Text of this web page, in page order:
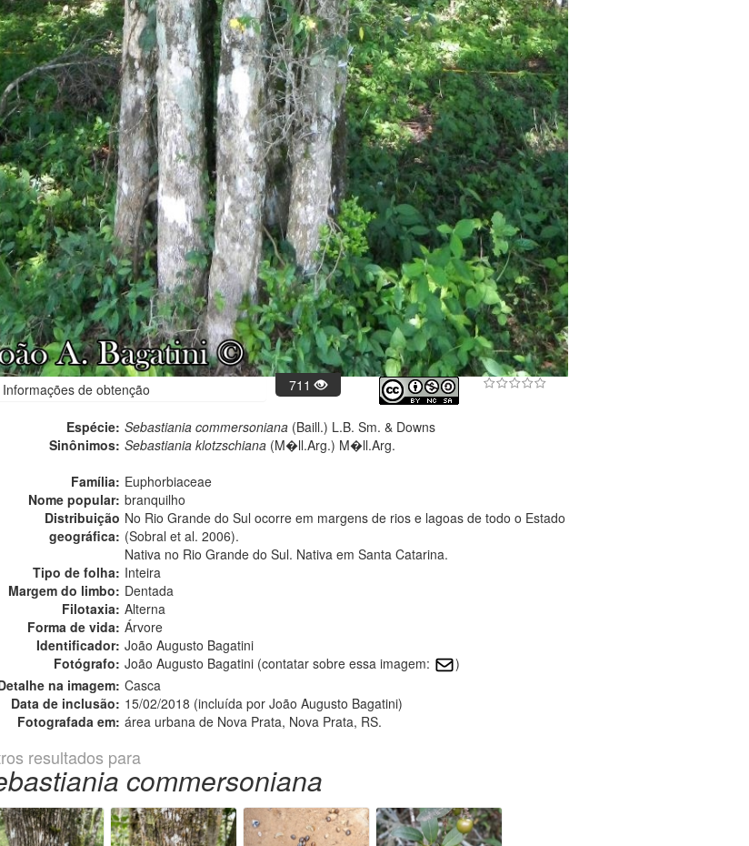
Informações de obtenção 711
Espécie: Sebastiania commersoniana (Baill.) L.B. Sm. & Downs
Sinônimos: Sebastiania klotzschiana (M�ll.Arg.) M�ll.Arg.
Família: Euphorbiaceae
Nome popular: branquilho
Distribuição
geográfica:
No Rio Grande do Sul ocorre em margens de rios e lagoas de todo o Estado
(Sobral et al. 2006).
Nativa no Rio Grande do Sul. Nativa em Santa Catarina.
Tipo de folha: Inteira
Margem do limbo: Dentada
Filotaxia: Alterna
Forma de vida: Árvore
Identificador: João Augusto Bagatini
Fotógrafo: João Augusto Bagatini (contatar sobre essa imagem:
)
na imagem: Casca
Data de inclusão: 15/02/2018 (incluída por João Augusto Bagatini)
Fotografada em: área urbana de Nova Prata, Nova Prata, RS.
resultados para
commersoniana